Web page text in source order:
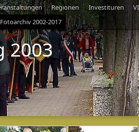
Regionen Investituren
Fotoarchiv 2002-2017
2003